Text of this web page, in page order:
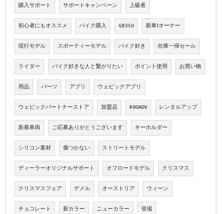
購入サポート サポートキャンペーン 上級者
初心者にもオススメ バイク購入 GB350 新車1オーナー
現行モデル スポーティーモデル バイク好き 在庫一掃セール
ライダー バイク好きな人と繋がりたい ポイント使用 お買い物
用品 パーツ アプリ ウェビックアプリ
ウェビックパートナーストア 加盟店 890ADV レンタルアップ
新着車両 ご応募ありがとうございます キーホルダー
シリコン素材 傷つかない ストリートモデル
ディーラーオリジナルサポート オフロードモデル クリスマス
クリスマスフェア デメル オーストリア ウィーン
チョコレート 新カラー ニューカラー 登場